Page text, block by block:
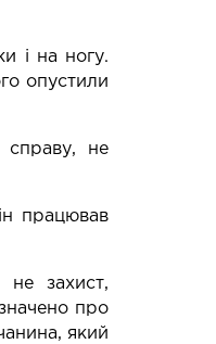
і на ногу.
опустили
справу, не
працював
захист,
про
який